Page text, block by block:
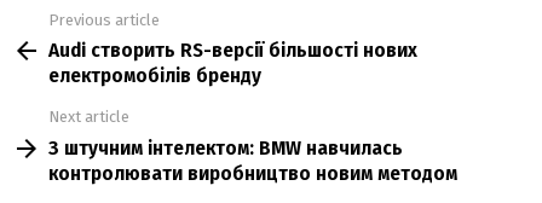
more
Previous article
Audi створить RS-версії більшості нових
електромобілів бренду
Next article
З штучним інтелектом: BMW навчилась
контролювати виробництво новим методом